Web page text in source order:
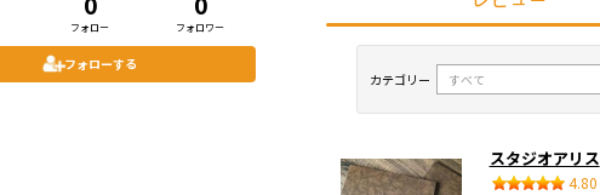
フォロー フォロワー
フォローする
カテゴリー
スタジオアリス
4.80